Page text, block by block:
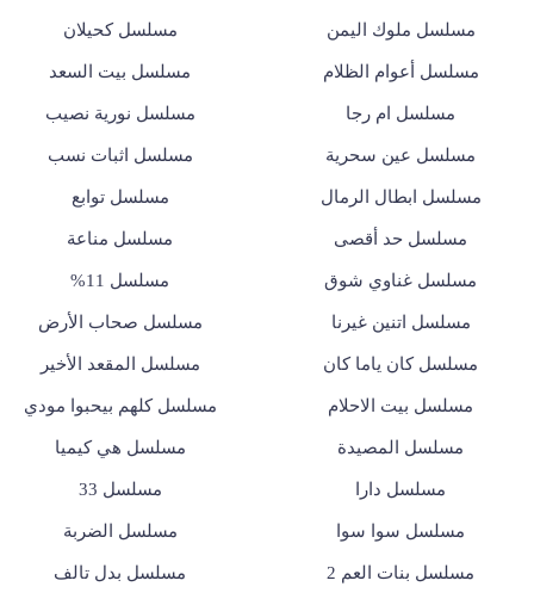
مسلسل ملوك اليمن مسلسل كحيلان
مسلسل أعوام الظلام مسلسل بيت السعد
مسلسل ام رجا مسلسل نورية نصيب
مسلسل عين سحرية مسلسل اثبات نسب
مسلسل ابطال الرمال مسلسل توابع
مسلسل حد أقصى مسلسل مناعة
مسلسل غناوي شوق مسلسل 11%
مسلسل اتنين غيرنا مسلسل صحاب الأرض
مسلسل كان ياما كان مسلسل المقعد الأخير
مسلسل بيت الاحلام مسلسل كلهم بيحبوا مودي
مسلسل المصيدة مسلسل هي كيميا
مسلسل دارا مسلسل 33
مسلسل سوا سوا مسلسل الضربة
مسلسل بنات العم 2 مسلسل بدل تالف